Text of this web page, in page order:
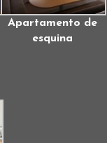
Apartamento de
esquina